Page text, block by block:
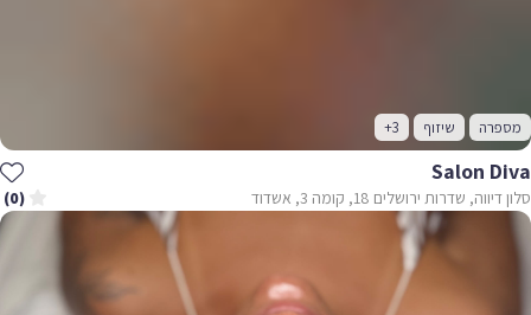
מספרה שיזוף +3
Salon Diva
סלון דיווה, שדרות ירושלים 18, קומה 3, אשדוד (0)